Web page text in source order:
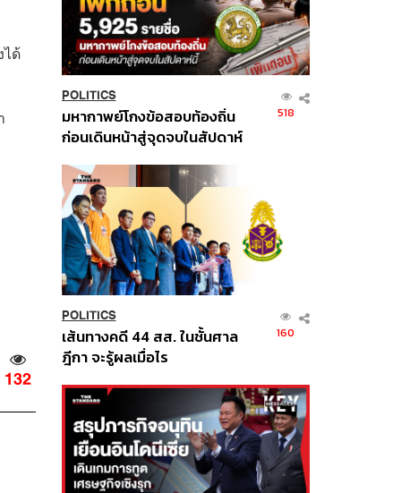
ด้
132
POLITICS
มหากาพย์โกงข้อสอบท้องถิ่น
ก่อนเดินหน้าสู่จุดจบในสัปดาห์
518
POLITICS
เส้นทางคดี 44 สส. ในชั้นศาล
ฎีกา จะรู้ผลเมื่อไร
160